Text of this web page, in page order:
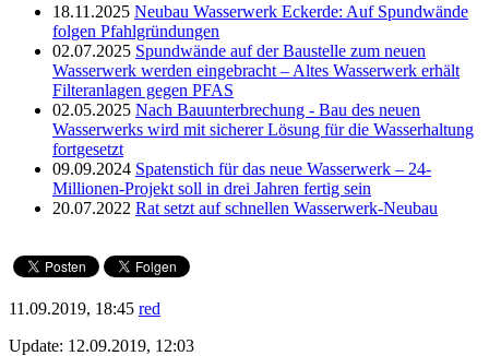
18.11.2025 Neubau Wasserwerk Eckerde: Auf Spundwände
folgen Pfahlgründungen
02.07.2025 Spundwände auf der Baustelle zum neuen
Wasserwerk werden eingebracht – Altes Wasserwerk erhält
Filteranlagen gegen PFAS
02.05.2025 Nach Bauunterbrechung - Bau des neuen
Wasserwerks wird mit sicherer Lösung für die Wasserhaltung
fortgesetzt
09.09.2024 Spatenstich für das neue Wasserwerk – 24-
Millionen-Projekt soll in drei Jahren fertig sein
20.07.2022 Rat setzt auf schnellen Wasserwerk-Neubau
11.09.2019, 18:45 red
Update: 12.09.2019, 12:03